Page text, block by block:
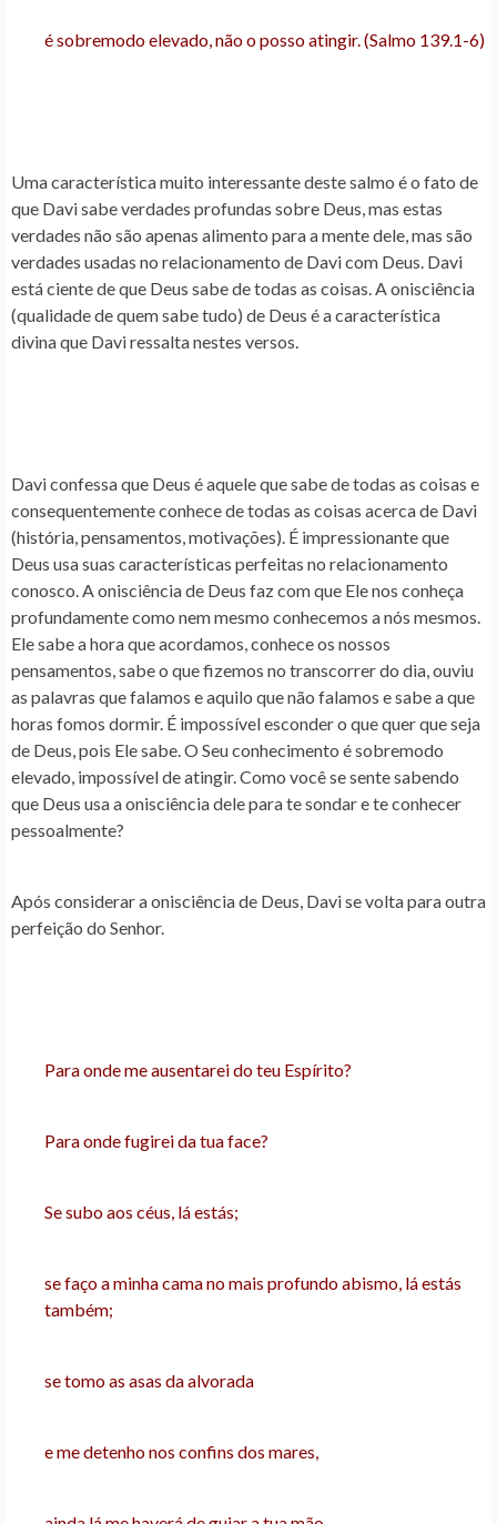
é sobremodo elevado, não o posso atingir. (Salmo 139.1-6)
Uma característica muito interessante deste salmo é o fato de
que Davi sabe verdades profundas sobre Deus, mas estas
verdades não são apenas alimento para a mente dele, mas são
verdades usadas no relacionamento de Davi com Deus. Davi
está ciente de que Deus sabe de todas as coisas. A onisciência
(qualidade de quem sabe tudo) de Deus é a característica
divina que Davi ressalta nestes versos.
Davi confessa que Deus é aquele que sabe de todas as coisas e
consequentemente conhece de todas as coisas acerca de Davi
(história, pensamentos, motivações). É impressionante que
Deus usa suas características perfeitas no relacionamento
conosco. A onisciência de Deus faz com que Ele nos conheça
profundamente como nem mesmo conhecemos a nós mesmos.
Ele sabe a hora que acordamos, conhece os nossos
pensamentos, sabe o que fizemos no transcorrer do dia, ouviu
as palavras que falamos e aquilo que não falamos e sabe a que
horas fomos dormir. É impossível esconder o que quer que seja
de Deus, pois Ele sabe. O Seu conhecimento é sobremodo
elevado, impossível de atingir.Como você se sente sabendo
que Deus usa a onisciência dele para te sondar e te conhecer
pessoalmente?
Após considerar a onisciência de Deus, Davi se volta para outra
perfeição do Senhor.
Para onde me ausentarei do teu Espírito?
Para onde fugirei da tua face?
Se subo aos céus, lá estás;
se faço a minha cama no mais profundo abismo, lá estás
também;
se tomo as asas da alvorada
e me detenho nos confins dos mares,